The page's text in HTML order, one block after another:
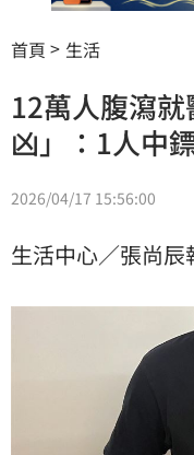
首頁 生活
12萬人腹瀉
凶」：1人中
2026/04/17 15:56:00
生活中心／張尚辰